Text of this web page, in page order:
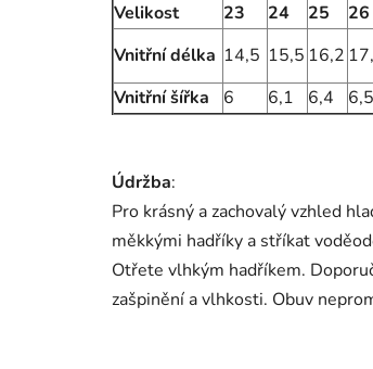
Velikost 23 24 25 26
Vnitřní délka 14,5 15,5 16,2
Vnitřní šířka
6 6,1 6,4 6,5
Údržba:
Pro krásný a zachovalý vzhled
měkkými hadříky a stříkat
Otřete vlhkým hadříkem.
zašpinění a vlhkosti. Obuv